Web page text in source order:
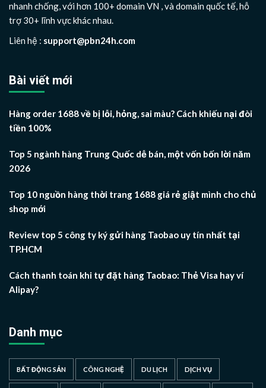
nhanh chống, với hơn 100+ domain VN , và domain quốc tế, hỗ
trợ 30+ lĩnh vực khác nhau.
Liên hệ : support@pbn24h.com
Bài viết mới
Hàng order 1688 về bị lỗi, hỏng, sai màu? Cách khiếu nại đòi
tiền 100%
Top 5 ngành hàng Trung Quốc dễ bán, một vốn bốn lời năm
2026
Top 10 nguồn hàng thời trang 1688 giá rẻ giật mình cho chủ
shop mới
Review top 5 công ty ký gửi hàng Taobao uy tín nhất tại
TP.HCM
Cách thanh toán khi tự đặt hàng Taobao: Thẻ Visa hay ví
Alipay?
Danh mục
BẤT ĐỘNG SẢN CÔNG NGHỆ DU LỊCH DỊCH VỤ